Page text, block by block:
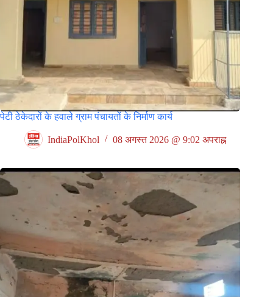
पेटी ठेकेदारों के हवाले ग्राम पंचायतों के निर्माण कार्य
IndiaPolKhol 08 अगस्त 2026 @ 9:02 अपराह्न